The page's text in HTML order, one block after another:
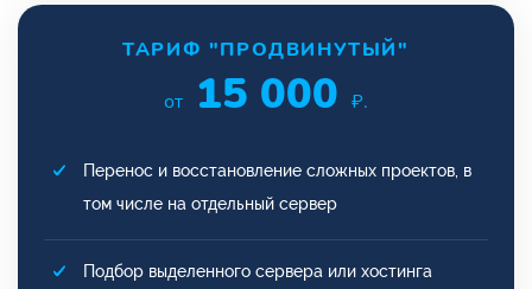
ТАРИФ "ПРОДВИНУТЫЙ"
от 15 000 ₽.
Перенос и восстановление сложных проектов, в
том числе на отдельный сервер
Подбор выделенного сервера или хостинга